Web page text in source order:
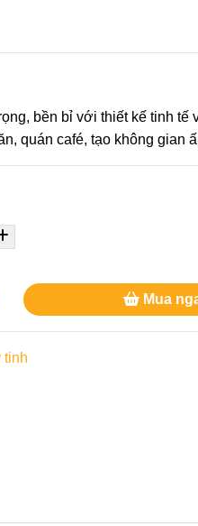
bền bỉ với thiết kế tinh tế
quán café, tạo không gian
Mua
tinh